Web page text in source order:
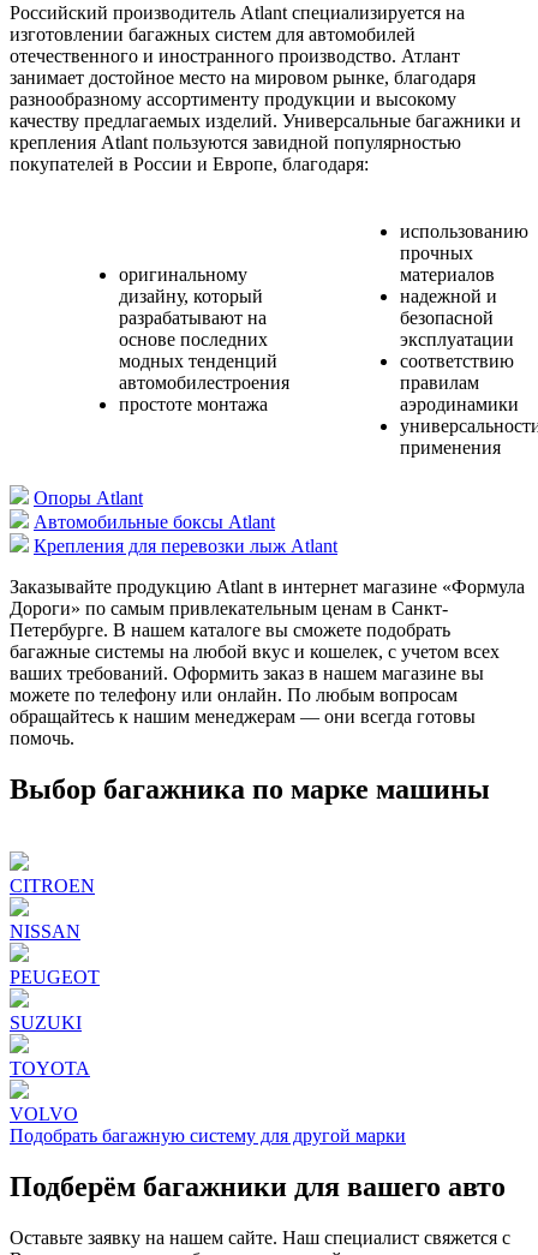
Российский производитель Atlant специализируется на
изготовлении багажных систем для автомобилей
отечественного и иностранного производство. Атлант
занимает достойное место на мировом рынке, благодаря
разнообразному ассортименту продукции и высокому
качеству предлагаемых изделий. Универсальные багажники и
крепления Atlant пользуются завидной популярностью
покупателей в России и Европе, благодаря:
оригинальному
дизайну, который
разрабатывают на
основе последних
модных тенденций
автомобилестроения
простоте монтажа
использованию
прочных
материалов
надежной и
безопасной
эксплуатации
соответствию
правилам
аэродинамики
применения
Опоры Atlant
Автомобильные боксы Atlant
Крепления для перевозки лыж Atlant
Заказывайте продукцию Atlant в интернет магазине «Формула
Дороги» по самым привлекательным ценам в Санкт-
Петербурге. В нашем каталоге вы сможете подобрать
багажные системы на любой вкус и кошелек, с учетом всех
ваших требований. Оформить заказ в нашем магазине вы
можете по телефону или онлайн. По любым вопросам
обращайтесь к нашим менеджерам — они всегда готовы
помочь.
Выбор багажника по марке машины
CITROEN
NISSAN
PEUGEOT
SUZUKI
TOYOTA
VOLVO
Подобрать багажную систему для другой марки
Подберём багажники для вашего авто
Оставьте заявку на нашем сайте. Наш специалист свяжется с